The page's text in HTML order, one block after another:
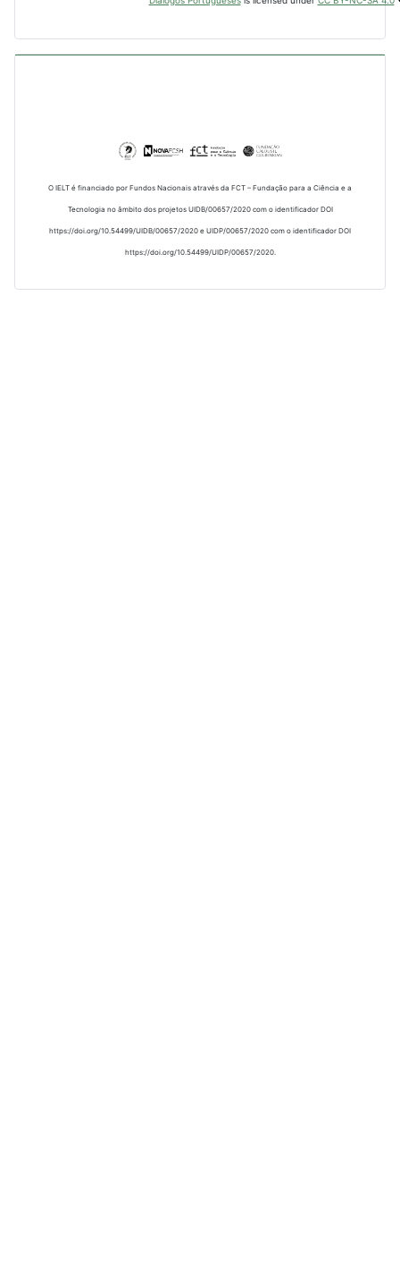
O IELT é financiado por Fundos Nacionais através da FCT – Fundação para a Ciência e a
Tecnologia no âmbito dos projetos UIDB/00657/2020 com o identificador DOI
https://doi.org/10.54499/UIDB/00657/2020 e UIDP/00657/2020 com o identificador DOI
https://doi.org/10.54499/UIDP/00657/2020.